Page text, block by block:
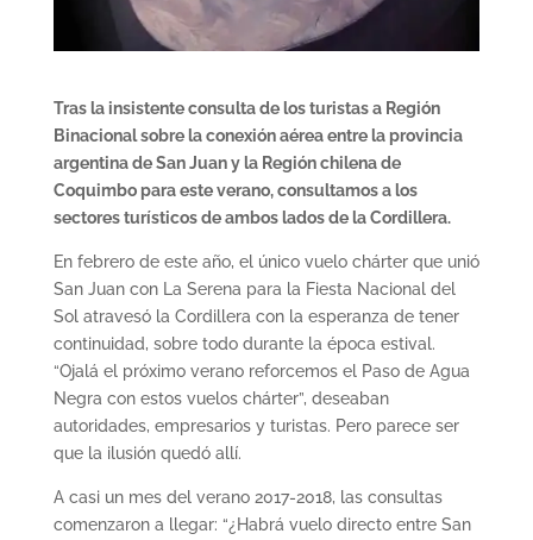
Tras la insistente consulta de los turistas a Región
Binacional sobre la conexión aérea entre la provincia
argentina de San Juan y la Región chilena de
Coquimbo para este verano, consultamos a los
sectores turísticos de ambos lados de la Cordillera.
En febrero de este año, el único vuelo chárter que unió
San Juan con La Serena para la Fiesta Nacional del
Sol atravesó la Cordillera con la esperanza de tener
continuidad, sobre todo durante la época estival.
“Ojalá el próximo verano reforcemos el Paso de Agua
Negra con estos vuelos chárter”, deseaban
autoridades, empresarios y turistas. Pero parece ser
que la ilusión quedó allí.
A casi un mes del verano 2017-2018, las consultas
comenzaron a llegar: “¿Habrá vuelo directo entre San